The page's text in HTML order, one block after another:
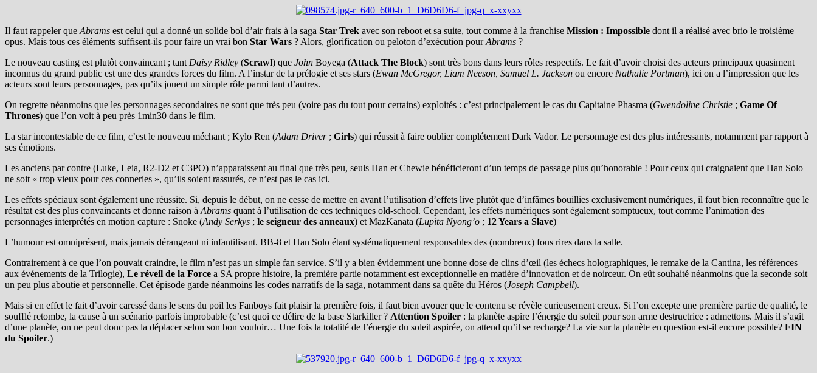
Il faut rappeler que Abrams est celui qui a donné un solide bol d’air frais à la saga Star Trek avec son reboot et sa suite, tout comme à la franchise Mission : Impossible dont il a réalisé avec brio le troisième
opus. Mais tous ces éléments suffisent-ils pour faire un vrai bon Star Wars ? Alors, glorification ou peloton d’exécution pourAbrams ?
Le nouveau casting est plutôt convaincant ; tant Daisy Ridley (Scrawl) que John Boyega (Attack The Block) sont très bons dans leurs rôles respectifs. Le fait d’avoir choisi des acteurs principaux quasiment
inconnus du grand public est une des grandes forces du film. A l’instar de la prélogie et ses stars (Ewan McGregor, Liam Neeson, Samuel L. Jackson ou encore Nathalie Portman), ici on a l’impression que les
acteurs sont leurs personnages, pas qu’ils jouent un simple rôle parmi tant d’autres.
On regrette néanmoins que les personnages secondaires ne sont que très peu (voire pas du tout pour certains) exploités : c’est principalement le cas du Capitaine Phasma (Gwendoline Christie ; Game Of
Thrones) que l’on voit à peu près 1min30 dans le film.
La star incontestable de ce film, c’est le nouveau méchant ; Kylo Ren (Adam Driver; Girls) qui réussit à faire oublier complétement Dark Vador. Le personnage est des plus intéressants, notamment par rapport à
ses émotions.
Les anciens par contre (Luke, Leia, R2-D2 et C3PO) n’apparaissent au final que très peu, seuls Han et Chewie bénéficieront d’un temps de passage plus qu’honorable ! Pour ceux qui craignaient que Han Solo
ne soit « trop vieux pour ces conneries », qu’ils soient rassurés, ce n’est pas le cas ici.
Les effets spéciaux sont également une réussite. Si, depuis le début, on ne cesse de mettre en avant l’utilisation d’effets live plutôt que d’infâmes bouillies exclusivement numériques, il faut bien reconnaître que le
résultat est des plus convaincants et donne raison à Abrams quant à l’utilisation de ces techniques old-school. Cependant, les effets numériques sont également somptueux, tout comme l’animation des
personnages interprétés en motion capture : Snoke (Andy Serkys ; le seigneur des anneaux) et MazKanata (Lupita Nyong’o ; 12 Years a Slave)
L’humour est omniprésent, mais jamais dérangeant ni infantilisant. BB-8 et Han Solo étant systématiquement responsables des (nombreux) fous rires dans la salle.
Contrairement à ce que l’on pouvait craindre, le film n’est pas un simple fan service. S’il y a bien évidemment une bonne dose de clins d’œil (les échecs holographiques, le remake de la Cantina, les références
aux événements de la Trilogie), Le réveil de la Force a SA propre histoire, la première partie notamment est exceptionnelle en matière d’innovation et de noirceur. On eût souhaité néanmoins que la seconde soit
un peu plus aboutie et personnelle. Cet épisode garde néanmoins les codes narratifs de la saga, notamment dans sa quête du Héros (Joseph Campbell).
Mais si en effet le fait d’avoir caressé dans le sens du poil les Fanboys fait plaisir la première fois, il faut bien avouer que le contenu se révèle curieusement creux. Si l’on excepte une première partie de qualité, le
soufflé retombe, la cause à un scénario parfois improbable (c’est quoi ce délire de la base Starkiller ? Attention Spoiler : la planète aspire l’énergie du soleil pour son arme destructrice : admettons. Mais il s’agit
d’une planète, on ne peut donc pas la déplacer selon son bon vouloir… Une fois la totalité de l’énergie du soleil aspirée, on attend qu’il se recharge? La vie sur la planète en question est-il encore possible? FIN
du Spoiler.)